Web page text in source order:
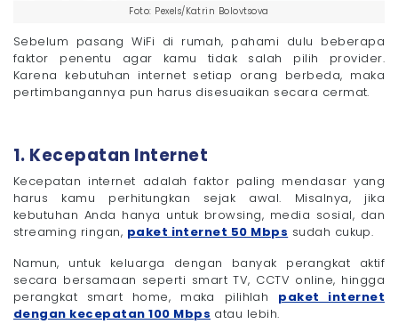
Foto: Pexels/Katrin Bolovtsova
Sebelum pasang WiFi di rumah, pahami dulu beberapa
faktor penentu agar kamu tidak salah pilih provider.
Karena kebutuhan internet setiap orang berbeda, maka
pertimbangannya pun harus disesuaikan secara cermat.
1. Kecepatan Internet
Kecepatan internet adalah faktor paling mendasar yang
harus kamu perhitungkan sejak awal. Misalnya, jika
kebutuhan Anda hanya untuk browsing, media sosial, dan
streaming ringan, paket internet 50 Mbps sudah cukup.
Namun, untuk keluarga dengan banyak perangkat aktif
secara bersamaan seperti smart TV, CCTV online, hingga
perangkat smart home, maka pilihlah paket internet
dengan kecepatan 100 Mbps atau lebih.